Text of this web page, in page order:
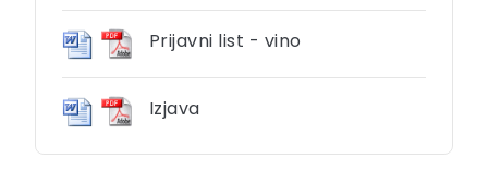
Prijavni list - vino
Izjava